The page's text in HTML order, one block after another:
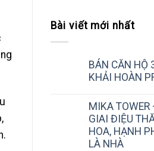
Bài viết mới nhất
BÁN CĂN HỘ
KHẢI HOÀN
MIKA TOWER
GIAI ĐIỆU
HOA, HẠNH
LÀ NHÀ